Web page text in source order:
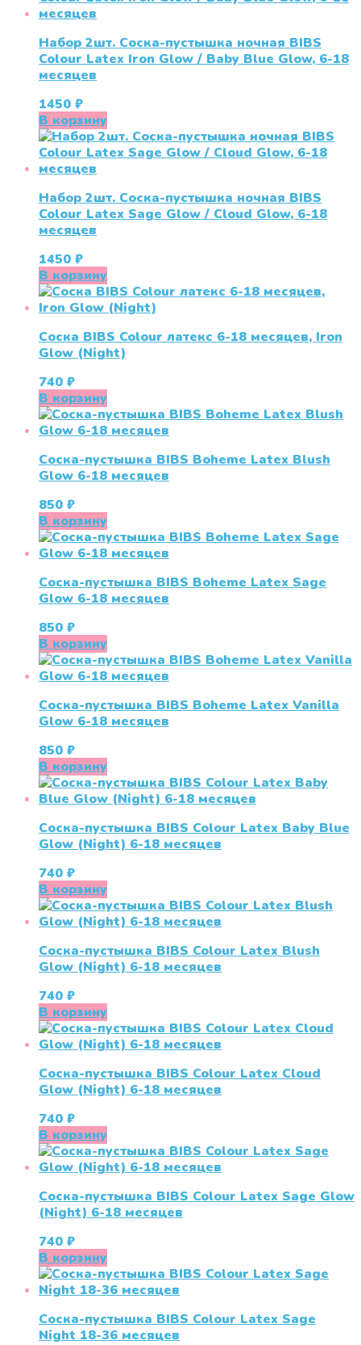
Набор 2шт. Соска-пустышка ночная BIBS
Colour Latex Iron Glow / Baby Blue Glow, 6-18
месяцев
1450 ₽
В корзину
Набор 2шт. Соска-пустышка ночная BIBS
Colour Latex Sage Glow / Cloud Glow, 6-18
месяцев
1450 ₽
В корзину
Соска BIBS Colour латекс 6-18 месяцев, Iron
Glow (Night)
740 ₽
В корзину
Соска-пустышка BIBS Boheme Latex Blush
Glow 6-18 месяцев
850 ₽
В корзину
Соска-пустышка BIBS Boheme Latex Sage
Glow 6-18 месяцев
850 ₽
В корзину
Соска-пустышка BIBS Boheme Latex Vanilla
Glow 6-18 месяцев
850 ₽
В корзину
Соска-пустышка BIBS Colour Latex Baby Blue
Glow (Night) 6-18 месяцев
740 ₽
В корзину
Соска-пустышка BIBS Colour Latex Blush
Glow (Night) 6-18 месяцев
740 ₽
В корзину
Соска-пустышка BIBS Colour Latex Cloud
Glow (Night) 6-18 месяцев
740 ₽
В корзину
Соска-пустышка BIBS Colour Latex Sage Glow
(Night) 6-18 месяцев
740 ₽
В корзину
Соска-пустышка BIBS Colour Latex Sage
Night 18-36 меcяцев